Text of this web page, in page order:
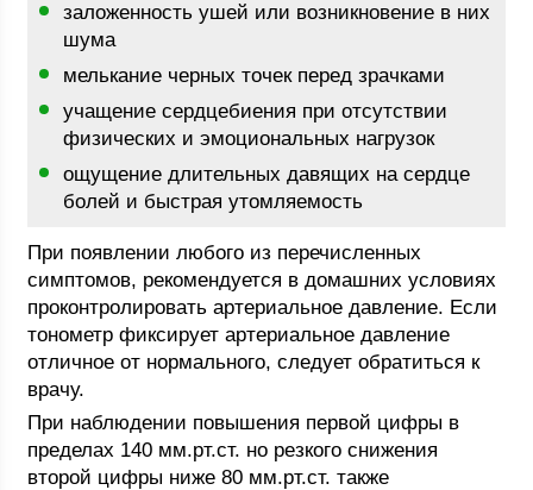
заложенность ушей или возникновение в них
шума
мелькание черных точек перед зрачками
учащение сердцебиения при отсутствии
физических и эмоциональных нагрузок
ощущение длительных давящих на сердце
болей и быстрая утомляемость
При появлении любого из перечисленных
симптомов, рекомендуется в домашних условиях
проконтролировать артериальное давление. Если
тонометр фиксирует артериальное давление
отличное от нормального, следует обратиться к
врачу.
При наблюдении повышения первой цифры в
пределах 140 мм.рт.ст. но резкого снижения
второй цифры ниже 80 мм.рт.ст. также